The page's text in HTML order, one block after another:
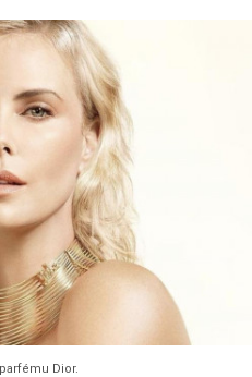
Dior.